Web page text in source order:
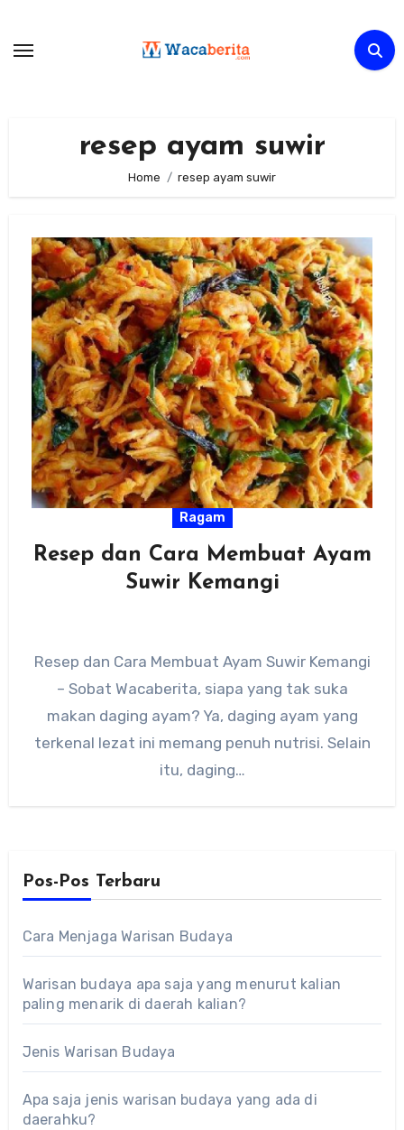
content
resep ayam suwir
Home resep ayam suwir
Ragam
Resep dan Cara Membuat Ayam
Suwir Kemangi
Resep dan Cara Membuat Ayam Suwir Kemangi
– Sobat Wacaberita, siapa yang tak suka
makan daging ayam? Ya, daging ayam yang
terkenal lezat ini memang penuh nutrisi. Selain
itu, daging…
Pos-Pos Terbaru
Cara Menjaga Warisan Budaya
Warisan budaya apa saja yang menurut kalian
paling menarik di daerah kalian?
Jenis Warisan Budaya
Apa saja jenis warisan budaya yang ada di
daerahku?